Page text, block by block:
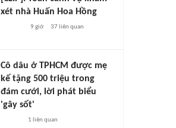
xét nhà Huấn Hoa Hồng
9 giờ 37liên quan
Cô dâu ở TPHCM được mẹ
kế tặng 500 triệu trong
đám cưới, lời phát biểu
'gây sốt'
1 liên quan